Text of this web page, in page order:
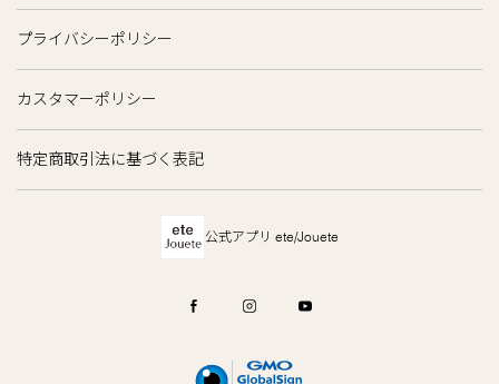
プライバシーポリシー
カスタマーポリシー
特定商取引法に基づく表記
公式アプリ ete/Jouete